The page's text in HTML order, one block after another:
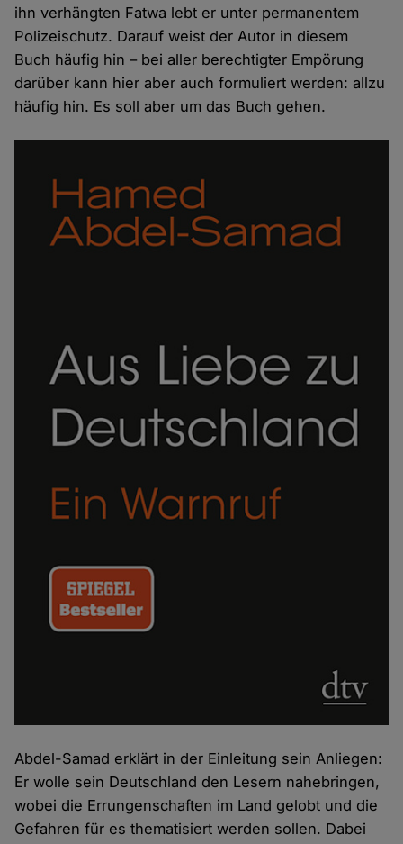
ihn verhängten Fatwa lebt er unter permanentem
Polizeischutz. Darauf weist der Autor in diesem
Buch häufig hin – bei aller berechtigter Empörung
darüber kann hier aber auch formuliert werden: allzu
häufig hin. Es soll aber um das Buch gehen.
Abdel-Samad erklärt in der Einleitung sein Anliegen:
Er wolle sein Deutschland den Lesern nahebringen,
wobei die Errungenschaften im Land gelobt und die
Gefahren für es thematisiert werden sollen. Dabei